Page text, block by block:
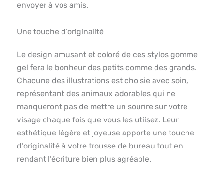
envoyer à vos amis.
Une touche d’originalité
Le design amusant et coloré de ces stylos gomme
gel fera le bonheur des petits comme des grands.
Chacune des illustrations est choisie avec soin,
représentant des animaux adorables qui ne
manqueront pas de mettre un sourire sur votre
visage chaque fois que vous les utiisez. Leur
esthétique légère et joyeuse apporte une touche
d’originalité à votre trousse de bureau tout en
rendant l’écriture bien plus agréable.